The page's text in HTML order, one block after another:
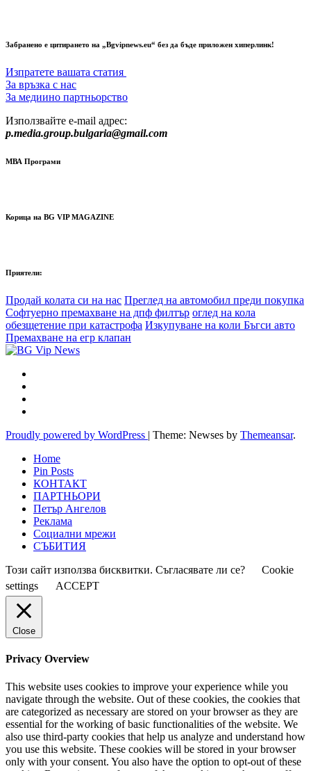
Забранено е цитирането на „Bgvipnews.eu“ без да бъде приложен хиперлинк!
Изпратете вашата статия
За връзка с нас
За медиино партньорство
Използвайте e-mail адрес:
p.media.group.bulgaria@gmail.com
МВА Програми
Корица на BG VIP MAGAZINE
Приятели:
Продай колата си на нас Преглед на автомобил преди покупка
Софтуерно премахване на дпф филтър оглед на кола
обезщетение при катастрофа Изкупуване на коли Бъгси авто
Премахване на егр клапан
Proudly powered by WordPress | Theme: Newses by Themeansar.
Home
Pin Posts
КОНТАКТ
ПАРТНЬОРИ
Петър Ангелов
Реклама
Социални мрежи
СЪБИТИЯ
Този сайт използва бисквитки. Съгласявате ли се?
Cookie
settings
ACCEPT
Close
Privacy Overview
This website uses cookies to improve your experience while you
navigate through the website. Out of these cookies, the cookies that
are categorized as necessary are stored on your browser as they are
essential for the working of basic functionalities of the website. We
also use third-party cookies that help us analyze and understand how
you use this website. These cookies will be stored in your browser
only with your consent. You also have the option to opt-out of these